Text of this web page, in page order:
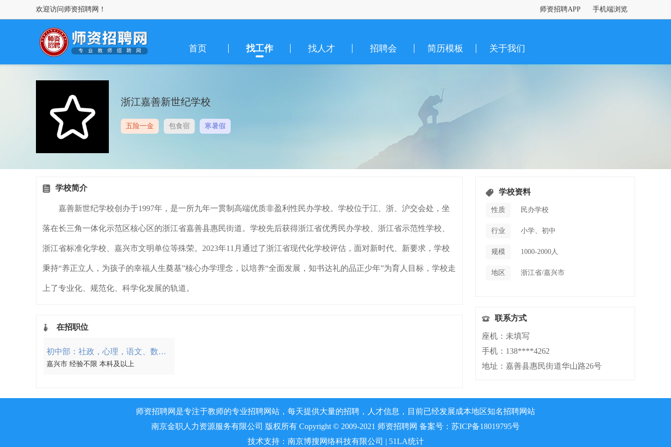
欢迎访问师资招聘网！ 师资招聘APP 手机端浏览
首页 找工作 找人才 招聘会 简历模板 关于我们
浙江嘉善新世纪学校
五险一金 包食宿 寒暑假
学校简介
嘉善新世纪学校创办于1997年，是一所九年一贯制高端优质非盈利性民办学校。学校位于江、浙、沪交会处，坐
落在长三角一体化示范区核心区的浙江省嘉善县惠民街道。学校先后获得浙江省优秀民办学校、浙江省示范性学校、
浙江省标准化学校、嘉兴市文明单位等殊荣。2023年11月通过了浙江省现代化学校评估，面对新时代、新要求，学校
秉持“养正立人，为孩子的幸福人生奠基”核心办学理念，以培养“全面发展，知书达礼的品正少年”为育人目标，学校走
上了专业化、规范化、科学化发展的轨道。
在招职位
初中部：社政，心理，语文、数学、英语
嘉兴市 经验不限 本科及以上
学校资料
性质 民办学校
行业 小学、初中
规模 1000-2000人
地区 浙江省/嘉兴市
联系方式
座机：未填写
手机：138****4262
地址：嘉善县惠民街道华山路26号
师资招聘网是专注于教师的专业招聘网站，每天提供大量的招聘，人才信息，目前已经发展成本地区知名招聘网站
南京金职人力资源服务有限公司 版权所有 Copyright © 2009-2021 师资招聘网 备案号： 苏ICP备18019795号
技术支持： 南京博搜网络科技有限公司 | 51LA统计